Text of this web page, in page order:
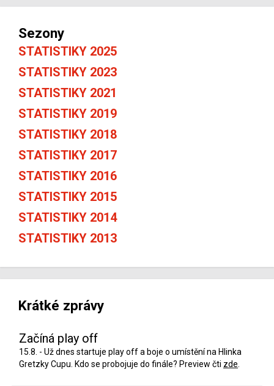
Sezony
STATISTIKY 2025
STATISTIKY 2023
STATISTIKY 2021
STATISTIKY 2019
STATISTIKY 2018
STATISTIKY 2017
STATISTIKY 2016
STATISTIKY 2015
STATISTIKY 2014
STATISTIKY 2013
Krátké zprávy
Začíná play off
15.8. - Už dnes startuje play off a boje o umístění na Hlinka
Gretzky Cupu. Kdo se probojuje do finále? Preview čti zde